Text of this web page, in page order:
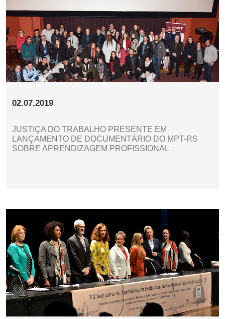
02.07.2019
JUSTIÇA DO TRABALHO PRESENTE EM
LANÇAMENTO DE DOCUMENTÁRIO DO MPT-RS
SOBRE APRENDIZAGEM PROFISSIONAL